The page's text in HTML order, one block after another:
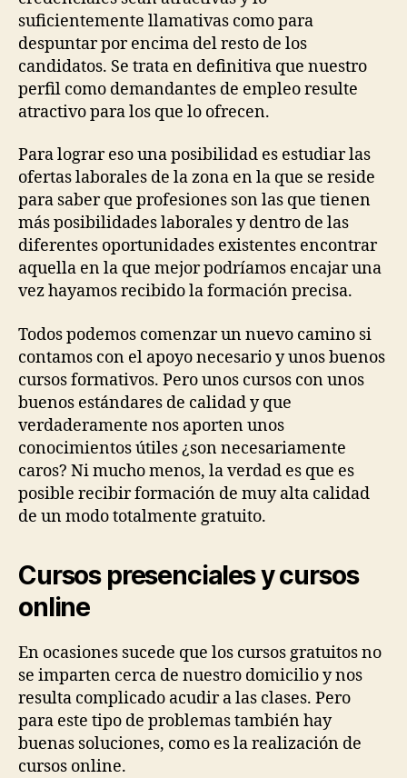
suficientemente llamativas como para
despuntar por encima del resto de los
candidatos. Se trata en definitiva que nuestro
perfil como demandantes de empleo resulte
atractivo para los que lo ofrecen.
Para lograr eso una posibilidad es estudiar las
ofertas laborales de la zona en la que se reside
para saber que profesiones son las que tienen
más posibilidades laborales y dentro de las
diferentes oportunidades existentes encontrar
aquella en la que mejor podríamos encajar una
vez hayamos recibido la formación precisa.
Todos podemos comenzar un nuevo camino si
contamos con el apoyo necesario y unos buenos
cursos formativos. Pero unos cursos con unos
buenos estándares de calidad y que
verdaderamente nos aporten unos
conocimientos útiles ¿son necesariamente
caros? Ni mucho menos, la verdad es que es
posible recibir formación de muy alta calidad
de un modo totalmente gratuito.
Cursos presenciales y cursos
online
En ocasiones sucede que los cursos gratuitos no
se imparten cerca de nuestro domicilio y nos
resulta complicado acudir a las clases. Pero
para este tipo de problemas también hay
buenas soluciones, como es la realización de
cursos online.